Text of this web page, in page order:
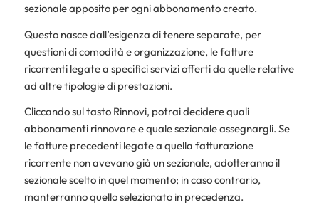
sezionale apposito per ogni abbonamento creato.
Questo nasce dall’esigenza di tenere separate, per
questioni di comodità e organizzazione, le fatture
ricorrenti legate a specifici servizi offerti da quelle relative
ad altre tipologie di prestazioni.
Cliccando sul tasto Rinnovi, potrai decidere quali
abbonamenti rinnovare e quale sezionale assegnargli. Se
le fatture precedenti legate a quella fatturazione
ricorrente non avevano già un sezionale, adotteranno il
sezionale scelto in quel momento; in caso contrario,
manterranno quello selezionato in precedenza.